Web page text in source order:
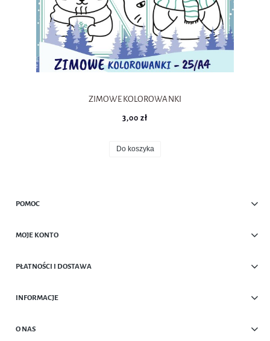
ZIMOWE KOLOROWANKI
3,00 zł
Do koszyka
POMOC
MOJE KONTO
PŁATNOŚCI I DOSTAWA
INFORMACJE
O NAS